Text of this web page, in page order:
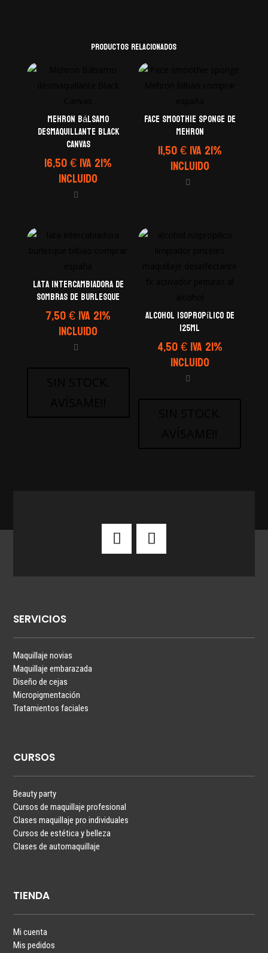
Productos relacionados
Mehron Bálsamo
desmaquillante Black
Canvas
16,50€IVA 21%
Incluido
Face Smoothie Sponge de
Mehron
11,50€IVA 21%
Incluido
Lata Intercambiadora de
Sombras de Burlesque
7,50€IVA 21%
Incluido
Alcohol Isopropílico de
125ML
4,50€IVA 21%
Incluido
SERVICIOS
Maquillaje novias
Maquillaje embarazada
Diseño de cejas
Micropigmentación
Tratamientos faciales
CURSOS
Beauty party
Cursos de maquillaje profesional
Clases maquillaje pro individuales
Cursos de estética y belleza
Clases de automaquillaje
TIENDA
Mi cuenta
Mis pedidos